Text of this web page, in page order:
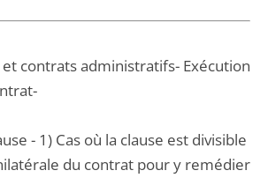
contrats administratifs- Exécution
- 1) Cas où la clause est divisible
du contrat pour y remédier